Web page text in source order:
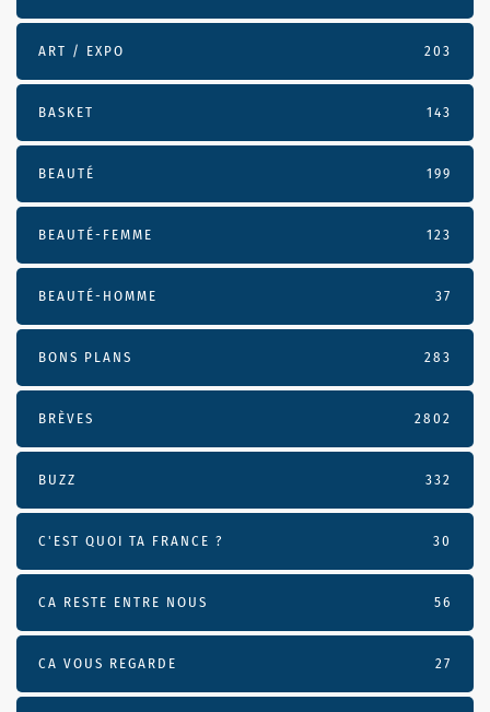
ART / EXPO 203
BASKET 143
BEAUTÉ 199
BEAUTÉ-FEMME 123
BEAUTÉ-HOMME 37
BONS PLANS 283
BRÈVES 2802
BUZZ 332
C'EST QUOI TA FRANCE ? 30
CA RESTE ENTRE NOUS 56
CA VOUS REGARDE 27